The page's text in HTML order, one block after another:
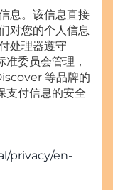
息。该信息直接
对您的个人信息
处理器遵守
委员会管理，
等品牌的
支付信息的安全
privacy/en-